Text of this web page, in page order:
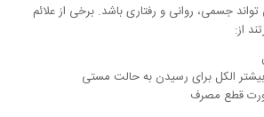
تواند جسمی، روانی و رفتاری باشد. برخی از علائم
از:
الکل برای رسیدن به حالت مستی
قطع مصرف